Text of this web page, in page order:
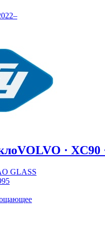
VOLVO · XC90
GLASS